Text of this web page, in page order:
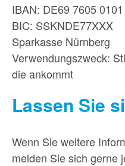
IBAN: DE69 7605
BIC: SSKNDE77XXX
Sparkasse Nürnberg
Verwendungszweck:
die ankommt
Lassen Sie
Wenn Sie weitere
melden Sie sich gerne